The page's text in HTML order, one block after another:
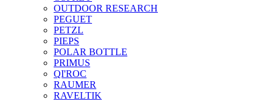
OUTDOOR RESEARCH
PEGUET
PETZL
PIEPS
POLAR BOTTLE
PRIMUS
QI'ROC
RAUMER
RAVELTIK